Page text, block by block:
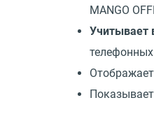
MANGO
Учитывает